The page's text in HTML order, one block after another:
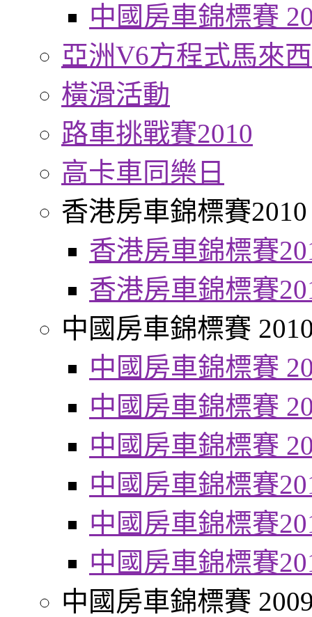
中國房車錦標賽
亞洲V6方程式馬來
橫滑活動
路車挑戰賽2010
高卡車同樂日
香港房車錦標賽2010
香港房車錦標賽
香港房車錦標賽
中國房車錦標賽
中國房車錦標賽
中國房車錦標賽
中國房車錦標賽
中國房車錦標賽
中國房車錦標賽
中國房車錦標賽
中國房車錦標賽